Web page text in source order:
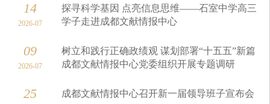
14
2026-07
探寻科学基因 点亮信息思维——石室中学高三
学子走进成都文献情报中心
09
2026-07
树立和践行正确政绩观 谋划部署“十五五”新篇
成都文献情报中心党委组织开展专题调研
25 成都文献情报中心召开新一届领导班子宣布会